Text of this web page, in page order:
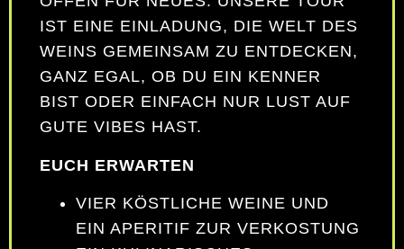
IST EINE EINLADUNG, DIE WELT DES
WEINS GEMEINSAM ZU ENTDECKEN,
GANZ EGAL, OB DU EIN KENNER
BIST ODER EINFACH NUR LUST AUF
GUTE VIBES HAST.
EUCH ERWARTEN
VIER KÖSTLICHE WEINE UND
EIN APERITIF ZUR VERKOSTUNG